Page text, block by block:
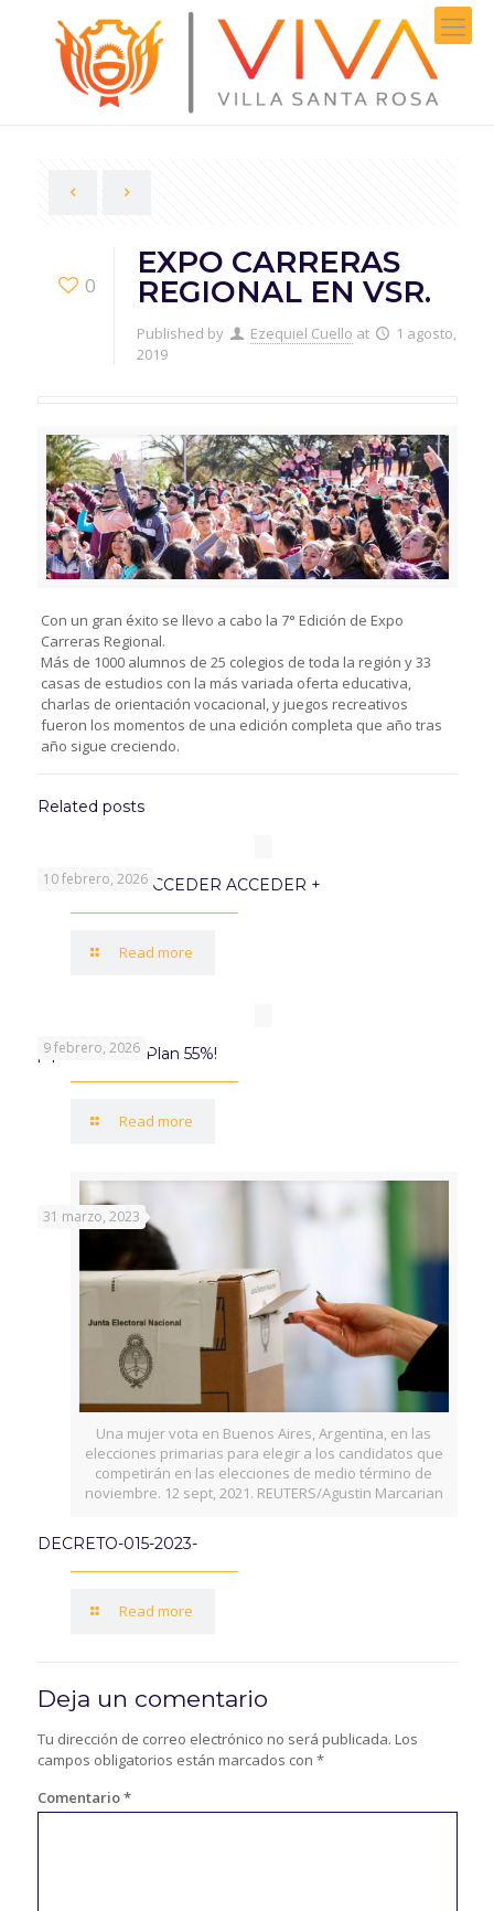
0
EXPO CARRERAS
REGIONAL EN VSR.
Published by Ezequiel Cuello at
1 agosto,
2019
Con un gran éxito se llevo a cabo la 7° Edición de Expo
Carreras Regional.
Más de 1000 alumnos de 25 colegios de toda la región y 33
casas de estudios con la más variada oferta educativa,
charlas de orientación vocacional, y juegos recreativos
fueron los momentos de una edición completa que año tras
año sigue creciendo.
Related posts
10 febrero, 2026
PROGRAMA ACCEDER ACCEDER +
Read more
9 febrero, 2026
¡Aprovechá el Plan 55%!
Read more
Una mujer vota en Buenos Aires, Argentina, en las
elecciones primarias para elegir a los candidatos que
competirán en las elecciones de medio término de
noviembre. 12 sept, 2021. REUTERS/Agustin Marcarian
31 marzo, 2023
DECRETO-015-2023-
Read more
Deja un comentario
Tu dirección de correo electrónico no será publicada. Los
campos obligatorios están marcados con *
Comentario*